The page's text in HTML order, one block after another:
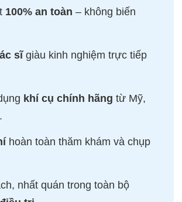
100% an toàn – không biến
sĩgiàu kinh nghiệm trực tiếp
khí cụ chính hãng từ Mỹ,
hoàn toàn thăm khám và chụp
nhất quán trong toàn bộ